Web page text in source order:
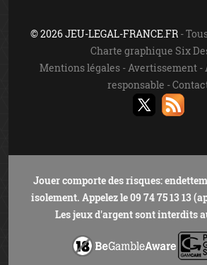
© 2026 JEU-LEGAL-FRANCE.FR-
Charte graphique Six
Mentions légales-Avertissement-
responsable -
Jouer comporte des risques:
isolement. Appelez le 09 74 75 13 13
Les jeux d'argent sont interdits